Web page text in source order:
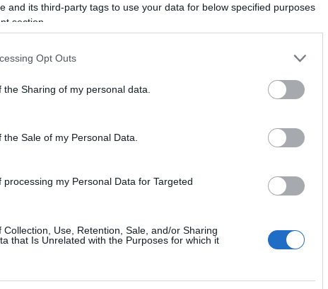
and its third-party tags to use your data for below specified purposes
section.
Opt Outs
Sharing of my personal data.
Sale of my Personal Data.
processing my Personal Data for Targeted
Collection, Use, Retention, Sale, and/or Sharing
that Is Unrelated with the Purposes for which it
2010 TAVASZI
falat. A két modell (talán a legjobbak)
MIT ÁRUL EL
GARDRÓB-
Kapaszkodjatok:
MIT KELL